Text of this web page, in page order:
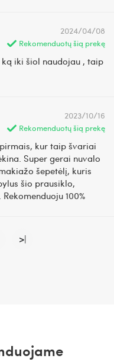
Rekomenduotų šią prekę
2024/04/08
iki šiol naudojau , taip
Rekomenduotų šią prekę
2023/10/16
kur taip švariai
Super gerai nuvalo
šepetėlį, kuris
šio prausiklo,
100%
>|